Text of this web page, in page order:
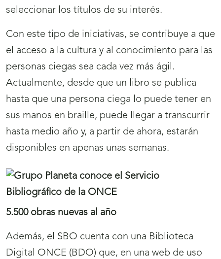
seleccionar los títulos de su interés.
Con este tipo de iniciativas, se contribuye a que
el acceso a la cultura y al conocimiento para las
personas ciegas sea cada vez más ágil.
Actualmente, desde que un libro se publica
hasta que una persona ciega lo puede tener en
sus manos en braille, puede llegar a transcurrir
hasta medio año y, a partir de ahora, estarán
disponibles en apenas unas semanas.
5.500 obras nuevas al año
Además, el SBO cuenta con una Biblioteca
Digital ONCE (BDO) que, en una web de uso